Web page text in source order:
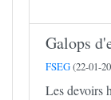
Galops
FSEG(22-01-
Les devoirs